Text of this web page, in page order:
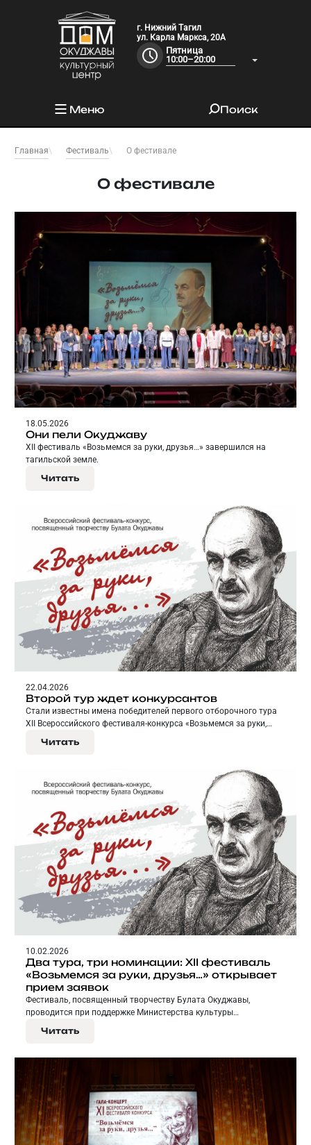
г. Нижний Тагил
ул. Карла Маркса, 20А
Пятница
10:00–20:00
Меню Поиск
Главная Фестиваль О фестивале
О фестивале
18.05.2026
Они пели Окуджаву
XII фестиваль «Возьмемся за руки, друзья…» завершился на
тагильской земле.
Читать
22.04.2026
Второй тур ждет конкурсантов
Стали известны имена победителей первого отборочного тура
XII Всероссийского фестиваля-конкурса «Возьмемся за руки,
Читать
10.02.2026
Два тура, три номинации: XII фестиваль
«Возьмемся за руки, друзья…» открывает
прием заявок
Фестиваль, посвященный творчеству Булата Окуджавы,
проводится при поддержке Министерства культуры
областного Дворца народного творчества, Управления
городской библиотеки Нижнего Тагила.
Читать